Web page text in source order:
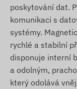
poskytování dat.
komunikaci s
systémy.
rychlé a stabilní
disponuje interní
a odolným,
který odolává